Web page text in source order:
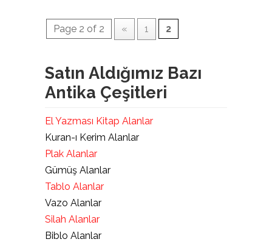
Page 2 of 2 « 1 2
Satın Aldığımız Bazı
Antika Çeşitleri
El Yazması Kitap Alanlar
Kuran-ı Kerim Alanlar
Plak Alanlar
Gümüş Alanlar
Tablo Alanlar
Vazo Alanlar
Silah Alanlar
Biblo Alanlar